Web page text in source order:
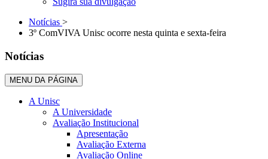
Notícias >
3º ComVIVA Unisc ocorre nesta quinta e sexta-feira
Notícias
MENU DA PÁGINA
A Unisc
A Universidade
Avaliação Institucional
Apresentação
Avaliação Externa
Avaliação Online